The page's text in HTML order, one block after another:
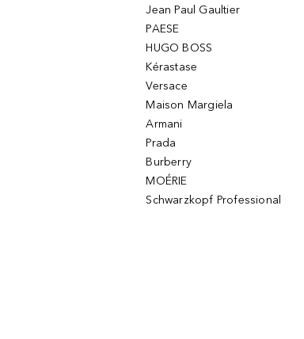
Jean Paul Gaultier
PAESE
HUGO BOSS
Kérastase
Versace
Maison Margiela
Armani
Prada
Burberry
MOÉRIE
Schwarzkopf Professional